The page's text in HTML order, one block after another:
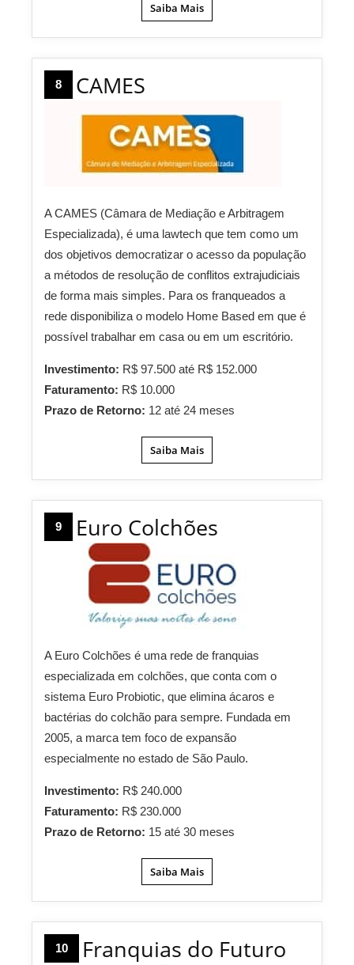
Saiba Mais
8 CAMES
A CAMES (Câmara de Mediação e Arbitragem
Especializada), é uma lawtech que tem como um
dos objetivos democratizar o acesso da população
a métodos de resolução de conflitos extrajudiciais
de forma mais simples. Para os franqueados a
rede disponibiliza o modelo Home Based em que é
possível trabalhar em casa ou em um escritório.
Investimento: R$ 97.500 até R$ 152.000
Faturamento: R$ 10.000
Prazo de Retorno: 12 até 24 meses
Saiba Mais
9 Euro Colchões
A Euro Colchões é uma rede de franquias
especializada em colchões, que conta com o
sistema Euro Probiotic, que elimina ácaros e
bactérias do colchão para sempre. Fundada em
2005, a marca tem foco de expansão
especialmente no estado de São Paulo.
Investimento: R$ 240.000
Faturamento: R$ 230.000
Prazo de Retorno: 15 até 30 meses
Saiba Mais
10 Franquias do Futuro